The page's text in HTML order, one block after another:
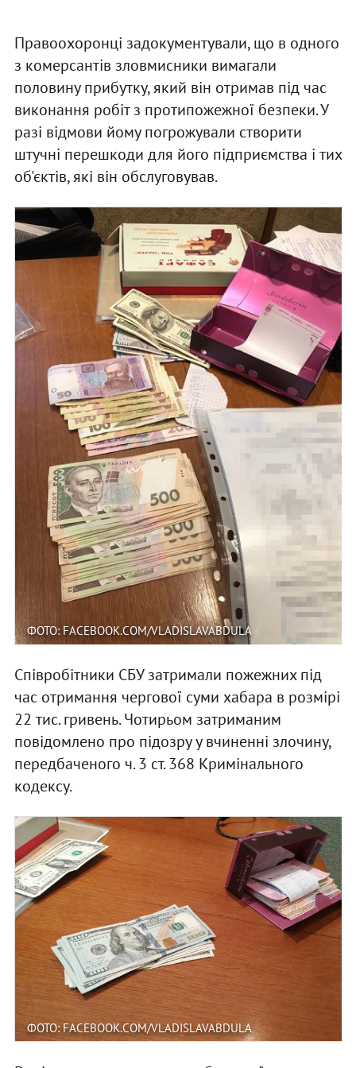
Правоохоронці задокументували, що в одного
з комерсантів зловмисники вимагали
половину прибутку, який він отримав під час
виконання робіт з протипожежної безпеки. У
разі відмови йому погрожували створити
штучні перешкоди для його підприємства і тих
об'єктів, які він обслуговував.
ФОТО: FACEBOOK.COM/VLADISLAVABDULA
Співробітники СБУ затримали пожежних під
час отримання чергової суми хабара в розмірі
22 тис. гривень. Чотирьом затриманим
повідомлено про підозру у вчиненні злочину,
передбаченого ч. 3 ст. 368 Кримінального
кодексу.
ФОТО: FACEBOOK.COM/VLADISLAVABDULA